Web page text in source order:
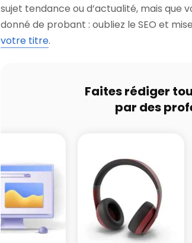
sujet tendance ou d’actualité, mais que
donné de probant : oubliez le SEO et
votre titre.
Faites rédiger
par des